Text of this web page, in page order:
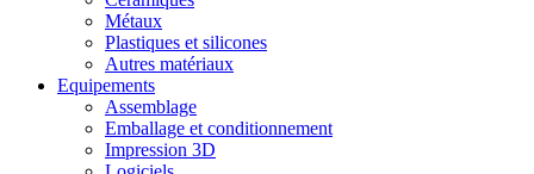
Métaux
Plastiques et silicones
Autres matériaux
Equipements
Assemblage
Emballage et conditionnement
Impression 3D